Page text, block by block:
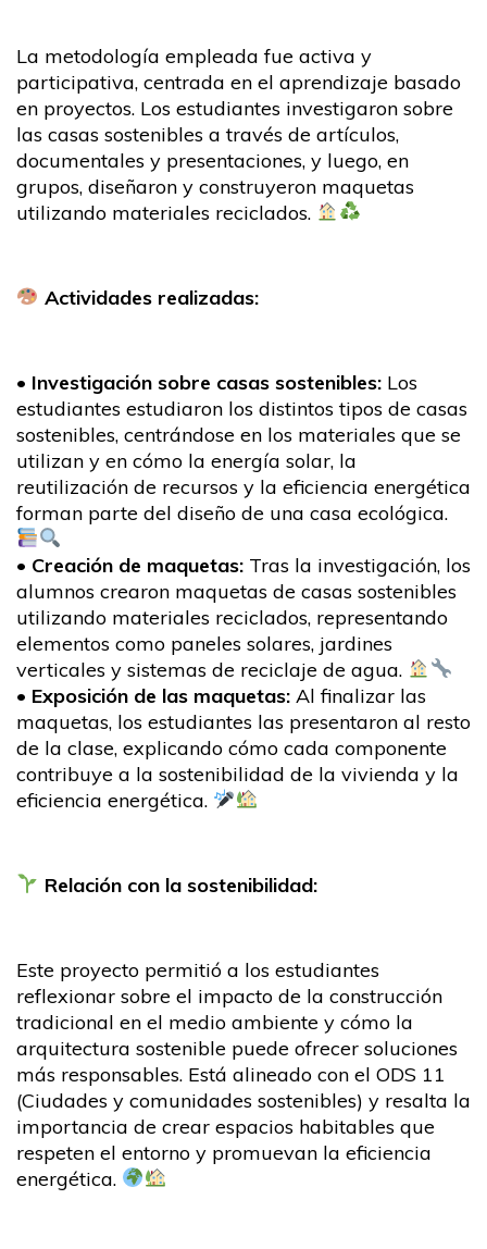
La metodología empleada fue activa y
participativa, centrada en el aprendizaje basado
en proyectos. Los estudiantes investigaron sobre
las casas sostenibles a través de artículos,
documentales y presentaciones, y luego, en
grupos, diseñaron y construyeron maquetas
utilizando materiales reciclados.
Actividades realizadas:
• Investigación sobre casas sostenibles: Los
estudiantes estudiaron los distintos tipos de casas
sostenibles, centrándose en los materiales que se
utilizan y en cómo la energía solar, la
reutilización de recursos y la eficiencia energética
forman parte del diseño de una casa ecológica.
• Creación de maquetas: Tras la investigación, los
alumnos crearon maquetas de casas sostenibles
utilizando materiales reciclados, representando
elementos como paneles solares, jardines
verticales y sistemas de reciclaje de agua.
• Exposición de las maquetas: Al finalizar las
maquetas, los estudiantes las presentaron al resto
de la clase, explicando cómo cada componente
contribuye a la sostenibilidad de la vivienda y la
eficiencia energética.
Relación con la sostenibilidad:
Este proyecto permitió a los estudiantes
reflexionar sobre el impacto de la construcción
tradicional en el medio ambiente y cómo la
arquitectura sostenible puede ofrecer soluciones
más responsables. Está alineado con el ODS 11
(Ciudades y comunidades sostenibles) y resalta la
importancia de crear espacios habitables que
respeten el entorno y promuevan la eficiencia
energética.